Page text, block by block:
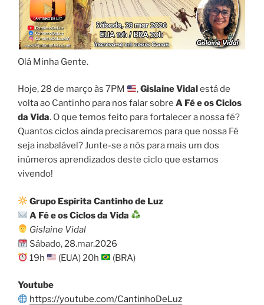
Olá Minha Gente.
Hoje, 28 de março às 7PM ,Gislaine Vidalestá de
volta ao Cantinho para nos falar sobre A Fé e os Ciclos
da Vida. O que temos feito para fortalecer a nossa fé?
Quantos ciclos ainda precisaremos para que nossa Fé
seja inabalável? Junte-se a nós para mais um dos
inúmeros aprendizados deste ciclo que estamos
vivendo!
Grupo Espírita Cantinho de Luz
A Fé e os Ciclos da Vida
Gislaine Vidal
Sábado, 28.mar.2026
19h
(EUA) 20h (BRA)
Youtube
https://youtube.com/CantinhoDeLuz